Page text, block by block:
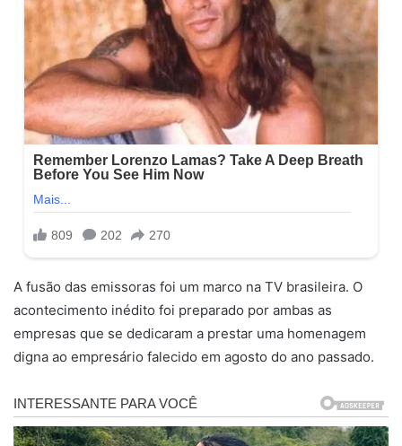
A fusão das emissoras foi um marco na TV brasileira. O
acontecimento inédito foi preparado por ambas as
empresas que se dedicaram a prestar uma homenagem
digna ao empresário falecido em agosto do ano passado.